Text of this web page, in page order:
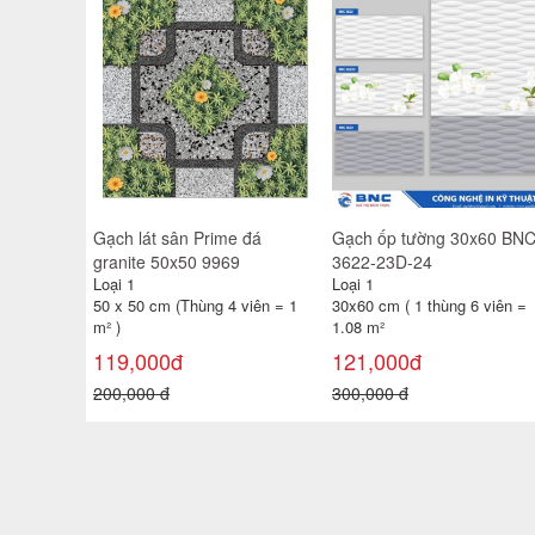
Gạch lát sân Prime đá
granite 50x50 9969
Loại 1
50 x 50 cm (Thùng 4 viên = 1
m² )
119,000đ
200,000 đ
Gạch ốp tường 30x60 BNC
3622-23D-24
Loại 1
30x60 cm ( 1 thùng 6 viên =
1.08 m²
121,000đ
300,000 đ